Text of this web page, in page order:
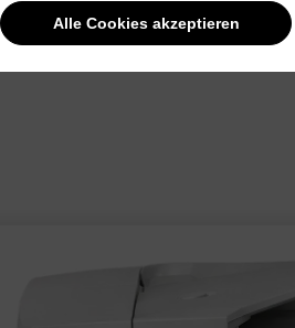
Alle Cookies akzeptieren